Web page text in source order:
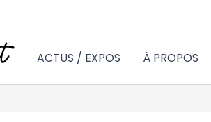
ACTUS / EXPOS À PROPOS